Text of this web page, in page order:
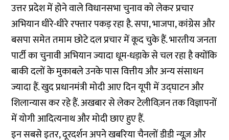
उत्तर प्रदेश में होने वाले विधानसभा चुनाव को लेकर प्रचार
अभियान धीरे-धीरे रफ्तार पकड़ रहा है. सपा, भाजपा, कांग्रेस और
बसपा समेत तमाम छोटे दल प्रचार में कूद चुके हैं. भारतीय जनता
पार्टी का चुनावी अभियान ज्यादा धूम-धड़ाके से चल रहा है क्योंकि
बाकी दलों के मुकाबले उनके पास वित्तीय और अन्य संसाधन
ज्यादा हैं. खुद प्रधानमंत्री मोदी आए दिन यूपी में उद्घाटन और
शिलान्यास कर रहे हैं. अखबार से लेकर टेलीविज़न तक विज्ञापनों
में योगी आदित्यनाथ और मोदी छाए हुए हैं.
इन सबसे इतर, दूरदर्शन अपने खबरिया चैनलों डीडी न्यूज़ और